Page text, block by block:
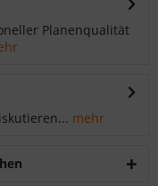
Planenqualität
mehr